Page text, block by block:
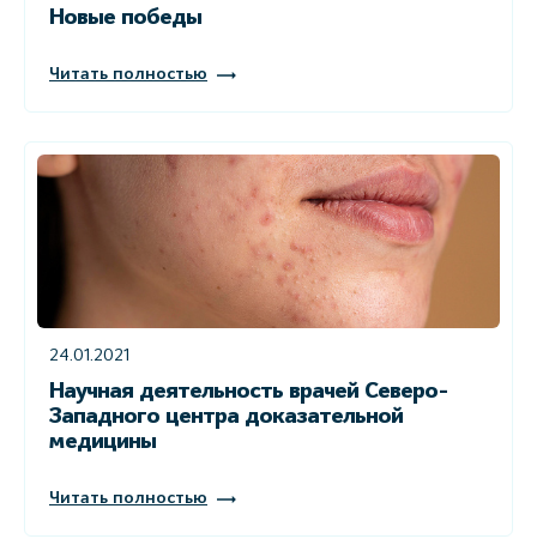
Новые победы
Читать полностью
24.01.2021
Научная деятельность врачей Северо-
Западного центра доказательной
медицины
Читать полностью